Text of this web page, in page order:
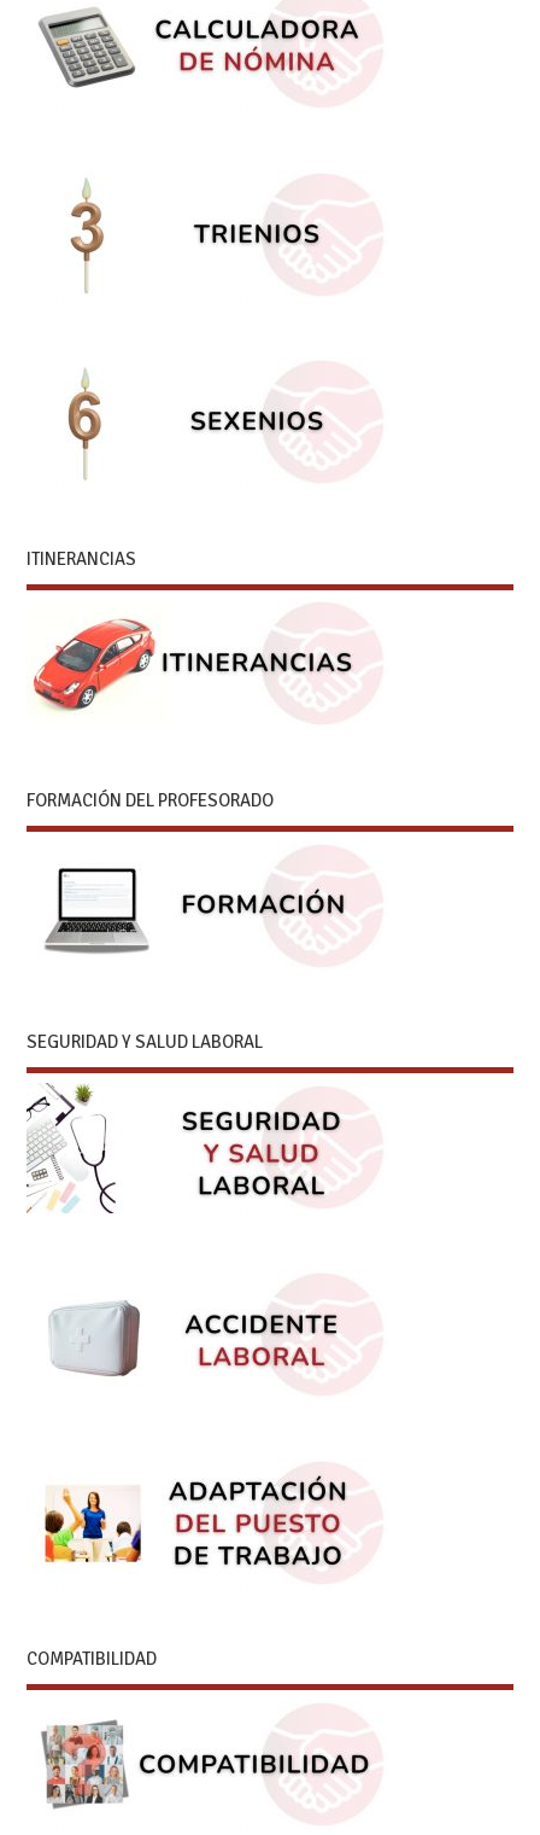
ITINERANCIAS
FORMACIÓN DEL PROFESORADO
SEGURIDAD Y SALUD LABORAL
COMPATIBILIDAD